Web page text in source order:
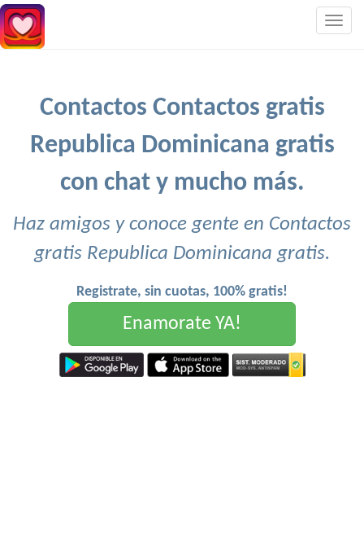
Contactos Contactos gratis
Republica Dominicana gratis
con chat y mucho más.
Haz amigos y conoce gente en Contactos
gratis Republica Dominicana gratis.
Registrate, sin cuotas, 100% gratis!
Enamorate YA!